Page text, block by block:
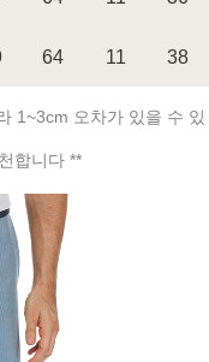
64 11 38
1~3cm 오차가 있을 수 있
합니다 **